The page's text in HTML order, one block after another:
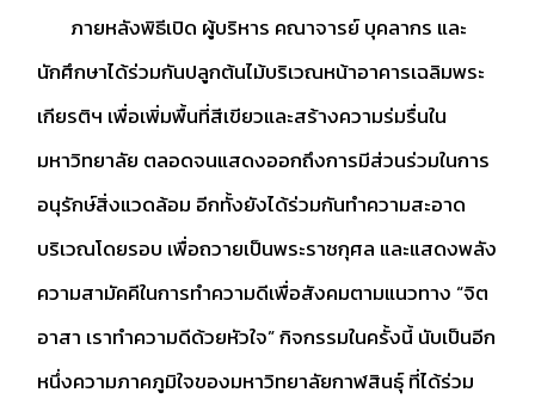
ภายหลังพิธีเปิด ผู้บริหาร คณาจารย์ บุคลากร และ
นักศึกษาได้ร่วมกันปลูกต้นไม้บริเวณหน้าอาคารเฉลิมพระ
เกียรติฯ เพื่อเพิ่มพื้นที่สีเขียวและสร้างความร่มรื่นใน
มหาวิทยาลัย ตลอดจนแสดงออกถึงการมีส่วนร่วมในการ
อนุรักษ์สิ่งแวดล้อม อีกทั้งยังได้ร่วมกันทำความสะอาด
บริเวณโดยรอบ เพื่อถวายเป็นพระราชกุศล และแสดงพลัง
ความสามัคคีในการทำความดีเพื่อสังคมตามแนวทาง “จิต
อาสา เราทำความดีด้วยหัวใจ” กิจกรรมในครั้งนี้ นับเป็นอีก
หนึ่งความภาคภูมิใจของมหาวิทยาลัยกาฬสินธุ์ ที่ได้ร่วม